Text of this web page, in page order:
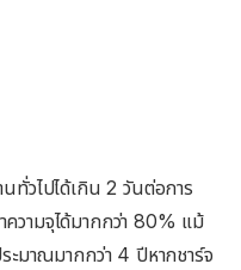
ทั่วไปได้เกิน 2 วันต่อการ
วามจุได้มากกว่า 80% แม้
ะมาณมากกว่า 4 ปีหากชาร์จ